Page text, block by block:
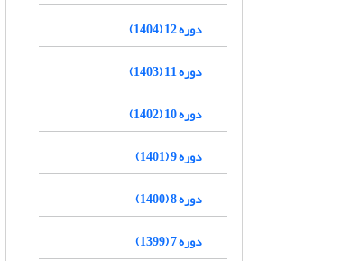
دوره 12 (1404)
دوره 11 (1403)
دوره 10 (1402)
دوره 9 (1401)
دوره 8 (1400)
دوره 7 (1399)